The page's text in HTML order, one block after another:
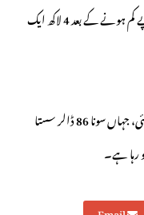
اسی طرح 10 گرام سونے کی قیمت 7 ہزار 373 روپے کم ہونے کے بعد 4 لاکھ ایک
عالمی مارکیٹ میں بھی سونے کی قیمت میں کمی دیکھی گئی، جہاں سونا 86 ڈالر سستا